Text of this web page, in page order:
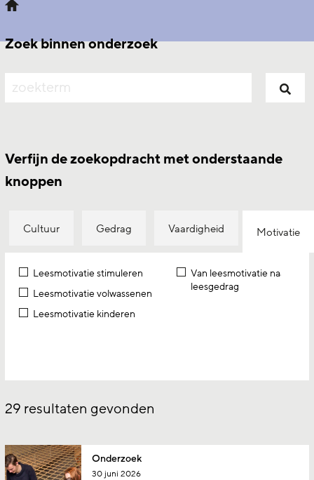
Zoek binnen onderzoek
zoeken
Verfijn de zoekopdracht met onderstaande
knoppen
Cultuur Gedrag Vaardigheid Motivatie
Leesmotivatie stimuleren
Leesmotivatie volwassenen
Leesmotivatie kinderen
Van leesmotivatie naar
leesgedrag
29 resultaten gevonden
Onderzoek
30 juni 2026